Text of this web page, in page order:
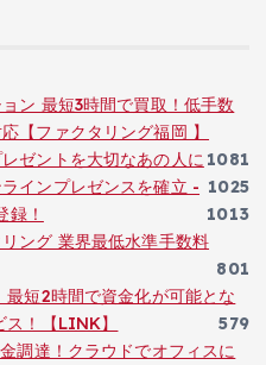
ン 最短3時間で買取！低手数
【ファクタリング福岡 】
1081
ゼントを大切なあの人に
1025
インプレゼンスを確立 -
！
1013
ング 業界最低水準手数料
801
短2時間で資金化が可能とな
！【LINK】
579
調達！クラウドでオフィスに